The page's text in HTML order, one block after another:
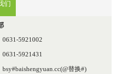
们
0631-5921002
0631-5921431
bsy#baishengyuan.cc(@替换#)